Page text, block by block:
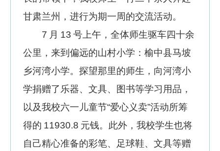
甘肃兰州，进行为期一周的交流活动。
7 月 13 号上午，全体师生驱车四十余
公里，来到偏远的山村小学：榆中县马坡
乡河湾小学。探望那里的师生，向河湾小
学捐赠了乐器、文具、图书等学习用品，
以及我校六一儿童节“爱心义卖”活动所筹
得的 11930.8 元钱。此外，我校学生也将
自己精心准备的彩笔、足球鞋、文具等赠